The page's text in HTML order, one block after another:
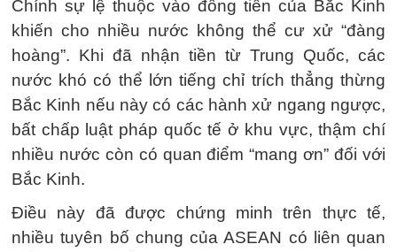
Chính sự lệ thuộc vào đồng tiền của Bắc Kinh
khiến cho nhiều nước không thể cư xử “đàng
hoàng”. Khi đã nhận tiền từ Trung Quốc, các
nước khó có thể lớn tiếng chỉ trích thẳng thừng
Bắc Kinh nếu này có các hành xử ngang ngược,
bất chấp luật pháp quốc tế ở khu vực, thậm chí
nhiều nước còn có quan điểm “mang ơn” đối với
Bắc Kinh.
Điều này đã được chứng minh trên thực tế,
nhiều tuyên bố chung của ASEAN có liên quan